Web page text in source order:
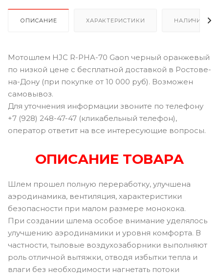
ОПИСАНИЕ ХАРАКТЕРИСТИКИ НАЛИЧИЕ В
Мотошлем HJC R-PHA-70 Gaon черный оранжевый
по низкой цене с бесплатной доставкой в Ростове-
на-Дону (при покупке от 10 000 руб). Возможен
самовывоз.
Для уточнения информации звоните по телефону
+7 (928) 248-47-47 (кликабельный телефон),
оператор ответит на все интересующие вопросы.
ОПИСАНИЕ ТОВАРА
Шлем прошел полную переработку, улучшена
аэродинамика, вентиляция, характеристики
безопасности при малом размере монокока.
При создании шлема особое внимание уделялось
улучшению аэродинамики и уровня комфорта. В
частности, тыловые воздухозаборники выполняют
роль отличной вытяжки, отводя избытки тепла и
влаги без необходимости нагнетать потоки